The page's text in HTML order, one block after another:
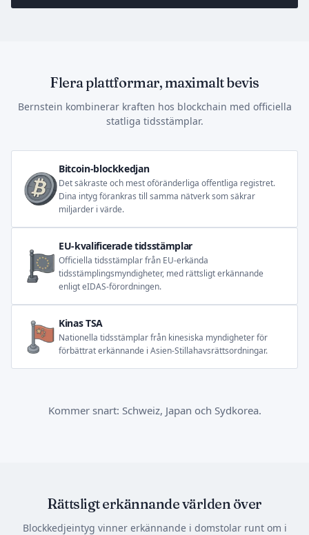
Flera plattformar, maximalt bevis
Bernstein kombinerar kraften hos blockchain med officiella
statliga tidsstämplar.
Bitcoin-blockkedjan
Det säkraste och mest oföränderliga offentliga registret.
Dina intyg förankras till samma nätverk som säkrar
miljarder i värde.
EU-kvalificerade tidsstämplar
Officiella tidsstämplar från EU-erkända
tidsstämplingsmyndigheter, med rättsligt erkännande
enligt eIDAS-förordningen.
Kinas TSA
Nationella tidsstämplar från kinesiska myndigheter för
förbättrat erkännande i Asien-Stillahavsrättsordningar.
Kommer snart: Schweiz, Japan och Sydkorea.
Rättsligt erkännande världen över
Blockkedjeintyg vinner erkännande i domstolar runt om i